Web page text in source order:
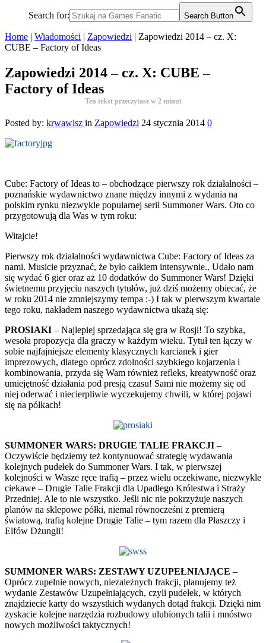
Search for: Search Button
Home | Wiadomości | Zapowiedzi | Zapowiedzi 2014 – cz. X:
CUBE – Factory of Ideas
Zapowiedzi 2014 – cz. X: CUBE –
Factory of Ideas
Ten tekst przeczytasz w 2 minut
Posted by: krwawisz in Zapowiedzi 24 stycznia 2014 0
Cube: Factory of Ideas to – obchodzące pierwszy rok działalności –
poznańskie wydawnictwo znane między innymi z wydania na
polskim rynku niezwykle popularnej serii Summoner Wars. Oto co
przygotowują dla Was w tym roku:
Witajcie!
Pierwszy rok działalności wydawnictwa Cube: Factory of Ideas za
nami. Musicie przyznać, że było całkiem intensywnie.. Udało nam
się wydać 6 gier oraz aż 10 dodatków do Summoner Wars! Dzięki
świetnemu przyjęciu naszych tytułów, już dziś możemy obiecać, że
w roku 2014 nie zmniejszymy tempa :-) I tak w pierwszym kwartale
tego roku, nakładem naszego wydawnictwa ukażą się:
PROSIAKI – Najlepiej sprzedająca się gra w Rosji! To szybka,
wesoła propozycja dla graczy w każdym wieku. Tytuł ten łączy w
sobie najfajniejsze elementy klasycznych karcianek i gier
imprezowych, dlatego oprócz zdolności szybkiego kojarzenia i
kombinowania, przyda się Wam również refleks, kreatywność oraz
umiejętność działania pod presją czasu! Sami nie możemy się od
niej oderwać i niecierpliwie wyczekujemy chwili, w której pojawi
się na półkach!
SUMMONER WARS: DRUGIE TALIE FRAKCJI –
Oczywiście będziemy też kontynuować strategię wydawania
kolejnych pudełek do Summoner Wars. I tak, w pierwszej
kolejności w Wasze ręce trafią – przez wielu oczekiwane, niezwykle
ciekawe – Drugie Talie Frakcji dla Upadłego Królestwa i Straży
Przedniej. Ale to nie wszystko. Jeśli nic nie pokrzyżuje naszych
planów na sklepowe półki, niemal równocześni z premierą
światową, trafią kolejne Drugie Talie – tym razem dla Płaszczy i
Elfów Dżungli!
SUMMONER WARS: ZESTAWY UZUPEŁNIAJĄCE –
Oprócz zupełnie nowych, niezależnych frakcji, planujemy też
wydanie Zestawów Uzupełniających, czyli pudełek, w których
znajdziecie karty do wszystkich wydanych dotąd frakcji. Dzięki nim
zyskacie kolejne narzędzia rozbudowy ulubionych talii i mnóstwo
nowych możliwości taktycznych!